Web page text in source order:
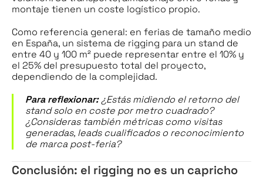
montaje tienen un coste logístico propio.
Como referencia general: en ferias de tamaño medio
en España, un sistema de rigging para un stand de
entre 40 y 100 m² puede representar entre el 10% y
el 25% del presupuesto total del proyecto,
dependiendo de la complejidad.
Para reflexionar:¿Estás midiendo el retorno del
stand solo en coste por metro cuadrado?
¿Consideras también métricas como visitas
generadas, leads cualificados o reconocimiento
de marca post-feria?
Conclusión: el rigging no es un capricho